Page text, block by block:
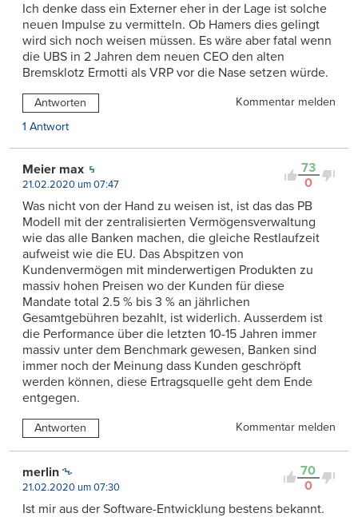
Ich denke dass ein Externer eher in der Lage ist solche
neuen Impulse zu vermitteln. Ob Hamers dies gelingt
wird sich noch weisen müssen. Es wäre aber fatal wenn
die UBS in 2 Jahren dem neuen CEO den alten
Bremsklotz Ermotti als VRP vor die Nase setzen würde.
Antworten
Kommentar melden
1 Antwort
73
0
Meier max
21.02.2020 um 07:47
Was nicht von der Hand zu weisen ist, ist das das PB
Modell mit der zentralisierten Vermögensverwaltung
wie das alle Banken machen, die gleiche Restlaufzeit
aufweist wie die EU. Das Abspitzen von
Kundenvermögen mit minderwertigen Produkten zu
massiv hohen Preisen wo der Kunden für diese
Mandate total 2.5 % bis 3 % an jährlichen
Gesamtgebühren bezahlt, ist widerlich. Ausserdem ist
die Performance über die letzten 10-15 Jahren immer
massiv unter dem Benchmark gewesen, Banken sind
immer noch der Meinung dass Kunden geschröpft
werden können, diese Ertragsquelle geht dem Ende
entgegen.
Antworten Kommentar melden
70
0
merlin
21.02.2020 um 07:30
Ist mir aus der Software-Entwicklung bestens bekannt.